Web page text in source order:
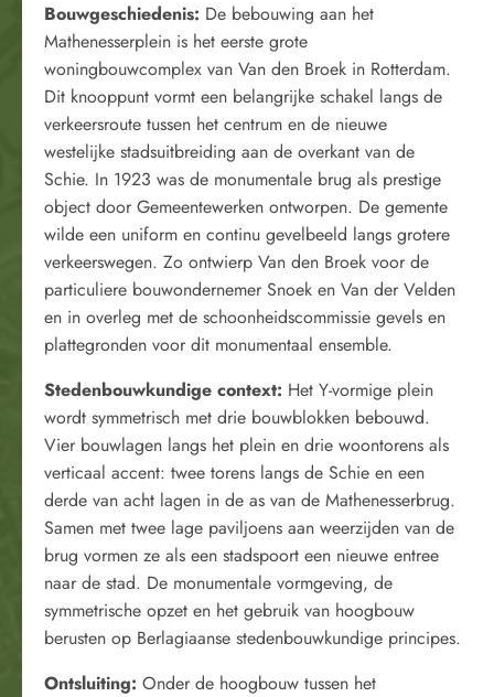
Bouwgeschiedenis: De bebouwing aan het
Mathenesserplein is het eerste grote
woningbouwcomplex van Van den Broek in Rotterdam.
Dit knooppunt vormt een belangrijke schakel langs de
verkeersroute tussen het centrum en de nieuwe
westelijke stadsuitbreiding aan de overkant van de
Schie. In 1923 was de monumentale brug als prestige
object door Gemeentewerken ontworpen. De gemente
wilde een uniform en continu gevelbeeld langs grotere
verkeerswegen. Zo ontwierp Van den Broek voor de
particuliere bouwondernemer Snoek en Van der Velden
en in overleg met de schoonheidscommissie gevels en
plattegronden voor dit monumentaal ensemble.
Stedenbouwkundige context: Het Y-vormige plein
wordt symmetrisch met drie bouwblokken bebouwd.
Vier bouwlagen langs het plein en drie woontorens als
verticaal accent: twee torens langs de Schie en een
derde van acht lagen in de as van de Mathenesserbrug.
Samen met twee lage paviljoens aan weerzijden van de
brug vormen ze als een stadspoort een nieuwe entree
naar de stad. De monumentale vormgeving, de
symmetrische opzet en het gebruik van hoogbouw
berusten op Berlagiaanse stedenbouwkundige principes.
Ontsluiting: Onder de hoogbouw tussen het